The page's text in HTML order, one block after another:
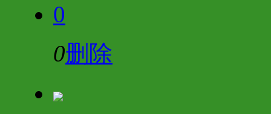
0
0删除